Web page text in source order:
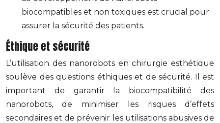
biocompatibles et non toxiques est crucial pour
assurer la sécurité des patients.
Éthique et sécurité
L’utilisation des nanorobots en chirurgie esthétique
soulève des questions éthiques et de sécurité. Il est
important de garantir la biocompatibilité des
nanorobots, de minimiser les risques d’effets
secondaires et de prévenir les utilisations abusives de